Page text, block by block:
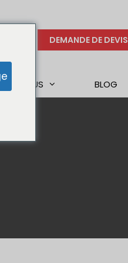
DEMANDE DE DEVIS
DE NOUS BLOG